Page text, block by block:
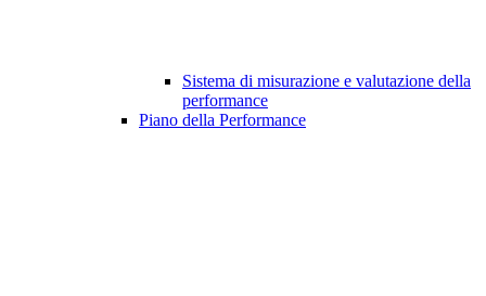
Sistema di misurazione e valutazione della
performance
Piano della Performance